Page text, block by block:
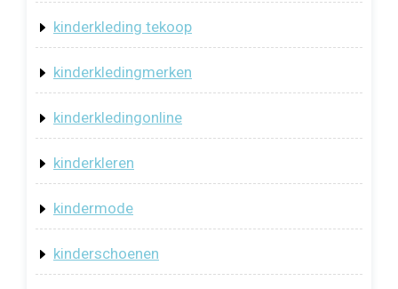
kinderkleding tekoop
kinderkledingmerken
kinderkledingonline
kinderkleren
kindermode
kinderschoenen